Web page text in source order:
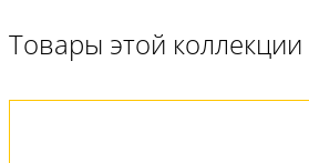
Товары этой коллекции